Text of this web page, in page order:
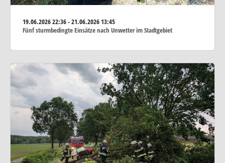
19.06.202622:36 - 21.06.2026 13:45
Fünf sturmbedingte Einsätze nach Unwetter im Stadtgebiet